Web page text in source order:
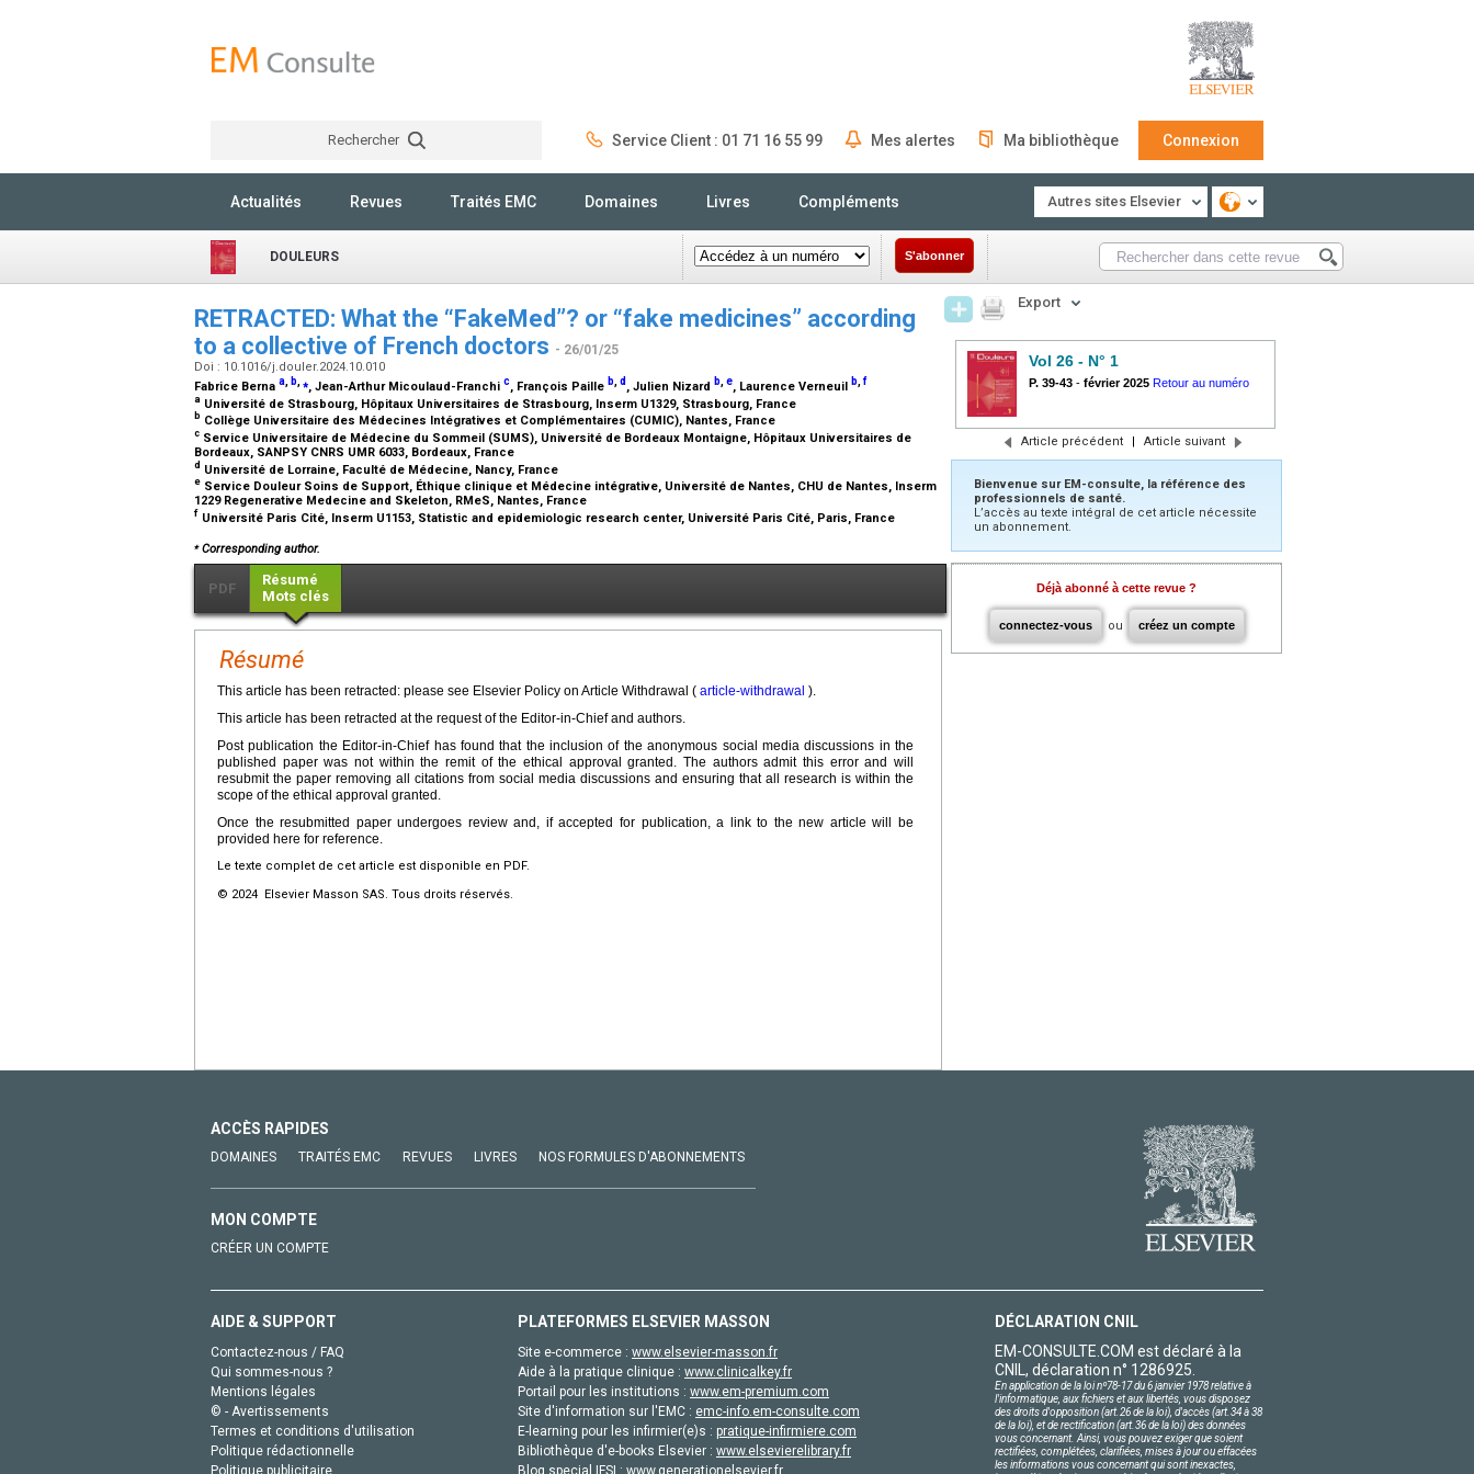
Rechercher Service Client : 01 71 16 55 99 Mes alertes Ma bibliothèque Connexion
Actualités Revues Traités EMC Domaines Livres Compléments Autres sites Elsevier
DOULEURS S'abonner
RETRACTED: What the “FakeMed”? or “fake medicines” according
to a collective of French doctors - 26/01/25
Doi : 10.1016/j.douler.2024.10.010
Fabrice Berna a b ⁎, Jean-Arthur Micoulaud-Franchi c, François Paille b d , Julien Nizard b e, Laurence Verneuil b f
a Université de Strasbourg, Hôpitaux Universitaires de Strasbourg, Inserm U1329, Strasbourg, France
b Collège Universitaire des Médecines Intégratives et Complémentaires (CUMIC), Nantes, France
c Service Universitaire de Médecine du Sommeil (SUMS), Université de Bordeaux Montaigne, Hôpitaux Universitaires de
Bordeaux, SANPSY CNRS UMR 6033, Bordeaux, France
d Université de Lorraine, Faculté de Médecine, Nancy, France
e Service Douleur Soins de Support, Éthique clinique et Médecine intégrative, Université de Nantes, CHU de Nantes, Inserm
1229 Regenerative Medecine and Skeleton, RMeS, Nantes, France
f Université Paris Cité, Inserm U1153, Statistic and epidemiologic research center, Université Paris Cité, Paris, France
⁎Corresponding author.
PDF
Résumé
Mots clés
Résumé
This article has been retracted: please see Elsevier Policy on Article Withdrawal ( article-withdrawal ).
This article has been retracted at the request of the Editor-in-Chief and authors.
Post publication the Editor-in-Chief has found that the inclusion of the anonymous social media discussions in the
published paper was not within the remit of the ethical approval granted. The authors admit this error and will
resubmit the paper removing all citations from social media discussions and ensuring that all research is within the
scope of the ethical approval granted.
Once the resubmitted paper undergoes review and, if accepted for publication, a link to the new article will be
provided here for reference.
Le texte complet de cet article est disponible en PDF.
© 2024 Elsevier Masson SAS. Tous droits réservés.
Export
Vol 26 - N° 1
P. 39-43 - février 2025 Retour au numéro
Article précédent | Article suivant
Bienvenue sur EM-consulte, la référence des
professionnels de santé.
L’accès au texte intégral de cet article nécessite
un abonnement.
Déjà abonné à cette revue ?
connectez-vous ou créez un compte
ACCÈS RAPIDES
DOMAINES TRAITÉS EMC REVUES LIVRES NOS FORMULES D'ABONNEMENTS
MON COMPTE
CRÉER UN COMPTE
AIDE & SUPPORT
Contactez-nous / FAQ
Qui sommes-nous ?
Mentions légales
© - Avertissements
Termes et conditions d'utilisation
Politique rédactionnelle
PLATEFORMES ELSEVIER MASSON
Site e-commerce : www.elsevier-masson.fr
Aide à la pratique clinique : www.clinicalkey.fr
Portail pour les institutions : www.em-premium.com
Site d'information sur l'EMC : emc-info.em-consulte.com
E-learning pour les infirmier(e)s : pratique-infirmiere.com
Bibliothèque d'e-books Elsevier : www.elsevierelibrary.fr
DÉCLARATION CNIL
EM-CONSULTE.COM est déclaré à la
CNIL, déclaration n° 1286925.
En application de la loi nº78-17 du 6 janvier 1978 relative à
l'informatique, aux fichiers et aux libertés, vous disposez
des droits d'opposition (art.26 de la loi), d'accès (art.34 à 38
de la loi), et de rectification (art.36 de la loi) des données
vous concernant. Ainsi, vous pouvez exiger que soient
rectifiées, complétées, clarifiées, mises à jour ou effacées
les informations vous concernant qui sont inexactes,